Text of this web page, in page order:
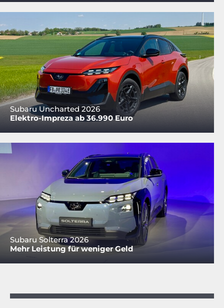
Subaru Uncharted 2026
Elektro-Impreza ab 36.990 Euro
Subaru Solterra 2026
Mehr Leistung für weniger Geld